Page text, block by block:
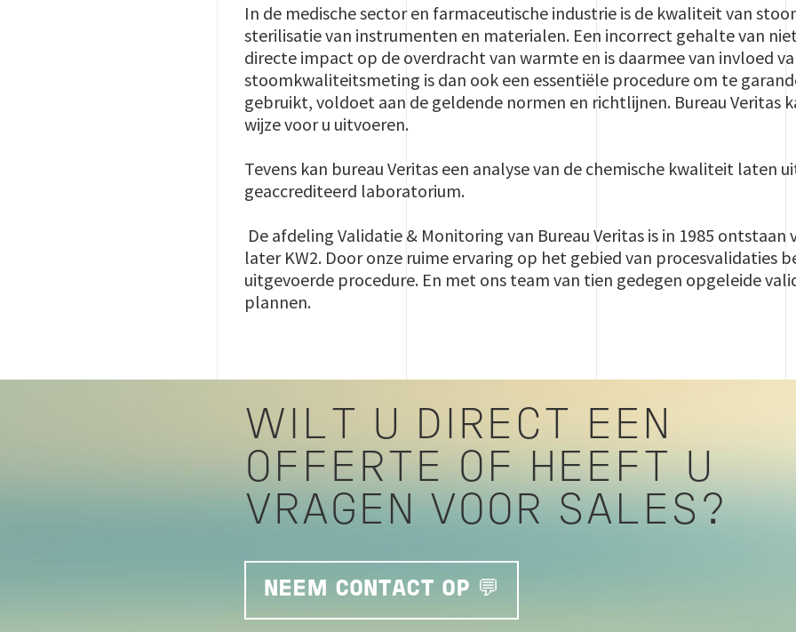
In de medische sector en farmaceutische industrie is de kwaliteit van
sterilisatie van instrumenten en materialen. Een incorrect gehalte van
directe impact op de overdracht van warmte en is daarmee van invloed
stoomkwaliteitsmeting is dan ook een essentiële procedure om te
gebruikt, voldoet aan de geldende normen en richtlijnen. Bureau Veritas
wijze voor u uitvoeren.
Tevens kan bureau Veritas een analyse van de chemische kwaliteit laten
geaccrediteerd laboratorium.
De afdeling Validatie & Monitoring van Bureau Veritas is in 1985
later KW2. Door onze ruime ervaring op het gebied van procesvalidaties
uitgevoerde procedure. En met ons team van tien gedegen opgeleide
plannen.
WILT U DIRECT EEN
OFFERTE OF HEEFT U
VRAGEN VOOR SALES?
NEEM CONTACT OP 💬